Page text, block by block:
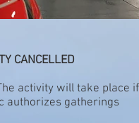
CANCELLED
activity will take place
authorizes gatherings